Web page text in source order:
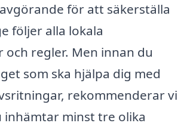
för att säkerställa
följer alla lokala
regler. Men innan du
som ska hjälpa dig med
rekommenderar vi
minst tre olika